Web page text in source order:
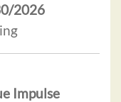
2026
Impulse